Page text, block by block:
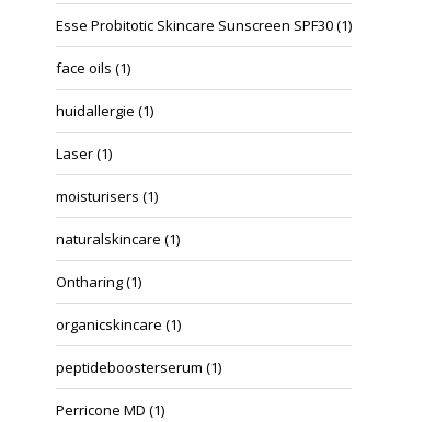
Esse Probitotic Skincare Sunscreen SPF30(1)
face oils (1)
huidallergie (1)
Laser(1)
moisturisers (1)
naturalskincare (1)
Ontharing(1)
organicskincare (1)
peptideboosterserum (1)
Perricone MD (1)